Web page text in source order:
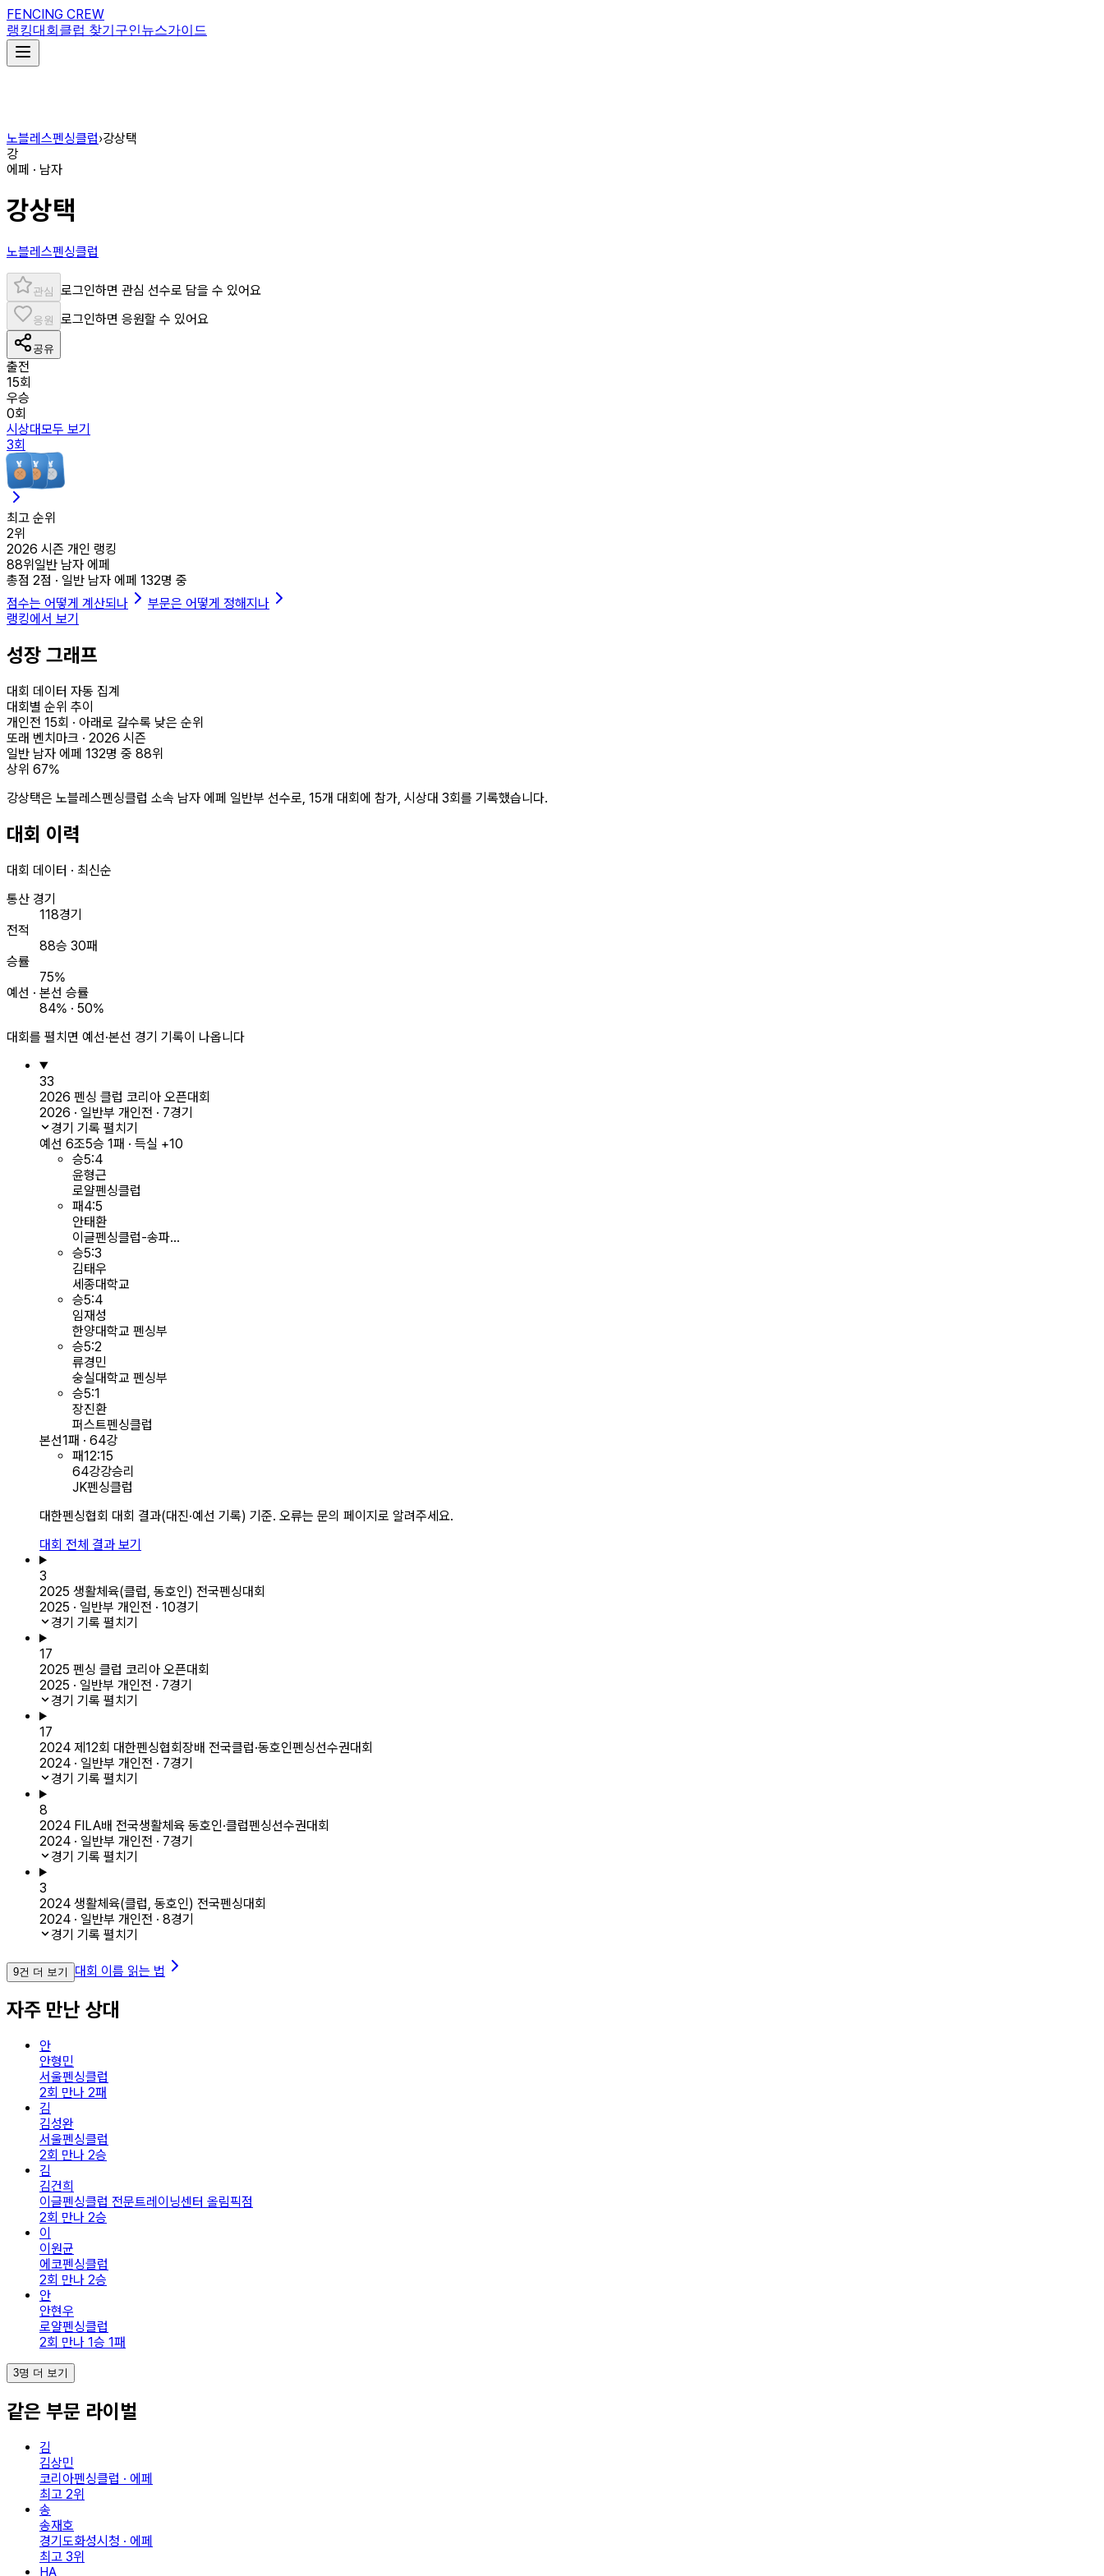
FENCING CREW
랭킹대회 클럽 찾기 구인뉴스가이드
노블레스펜싱클럽›강상택
강
에페 · 남자
강상택
노블레스펜싱클럽
관심 로그인하면 관심 선수로 담을 수 있어요
응원 로그인하면 응원할 수 있어요
공유
출전
15회
우승
0회
시상대모두 보기
3회
최고 순위
2위
2026 시즌 개인 랭킹
88위일반 남자 에페
총점 2점 · 일반 남자 에페 132명 중
점수는 어떻게 계산되나
부문은 어떻게 정해지나
랭킹에서 보기
성장 그래프
대회 데이터 자동 집계
대회별 순위 추이
개인전 15회 · 아래로 갈수록 낮은 순위
또래 벤치마크 · 2026 시즌
일반 남자 에페 132명 중 88위
상위 67%
강상택은 노블레스펜싱클럽 소속 남자 에페 일반부 선수로, 15개 대회에 참가, 시상대 3회를 기록했습니다.
대회 이력
대회 데이터 · 최신순
통산 경기
118경기
전적
88승 30패
승률
75%
예선 · 본선 승률
84% · 50%
대회를 펼치면 예선·본선 경기 기록이 나옵니다
33
2026 펜싱 클럽 코리아 오픈대회
2026 · 일반부 개인전 · 7경기
경기 기록 펼치기
예선 6조5승 1패 · 득실 +10
승5:4
윤형근
로얄펜싱클럽
패4:5
안태환
이글펜싱클럽-송파...
승5:3
김태우
세종대학교
승5:4
임재성
한양대학교 펜싱부
승5:2
류경민
숭실대학교 펜싱부
승5:1
장진환
퍼스트펜싱클럽
본선1패 · 64강
패12:15
64강강승리
JK펜싱클럽
대한펜싱협회 대회 결과(대진·예선 기록) 기준. 오류는 문의 페이지로 알려주세요.
대회 전체 결과 보기
3
2025 생활체육(클럽, 동호인) 전국펜싱대회
2025 · 일반부 개인전 · 10경기
경기 기록 펼치기
17
2025 펜싱 클럽 코리아 오픈대회
2025 · 일반부 개인전 · 7경기
경기 기록 펼치기
17
2024 제12회 대한펜싱협회장배 전국클럽·동호인펜싱선수권대회
2024 · 일반부 개인전 · 7경기
경기 기록 펼치기
8
2024 FILA배 전국생활체육 동호인·클럽펜싱선수권대회
2024 · 일반부 개인전 · 7경기
경기 기록 펼치기
3
2024 생활체육(클럽, 동호인) 전국펜싱대회
2024 · 일반부 개인전 · 8경기
경기 기록 펼치기
9건 더 보기 대회 이름 읽는 법
자주 만난 상대
안
안형민
서울펜싱클럽
2회 만나 2패
김
김성완
서울펜싱클럽
2회 만나 2승
김
김건희
이글펜싱클럽 전문트레이닝센터 올림픽점
2회 만나 2승
이
이원균
에코펜싱클럽
2회 만나 2승
안
안현우
로얄펜싱클럽
2회 만나 1승 1패
3명 더 보기
같은 부문 라이벌
김
김상민
코리아펜싱클럽 · 에페
최고 2위
송
송재호
경기도화성시청 · 에페
최고 3위
HA